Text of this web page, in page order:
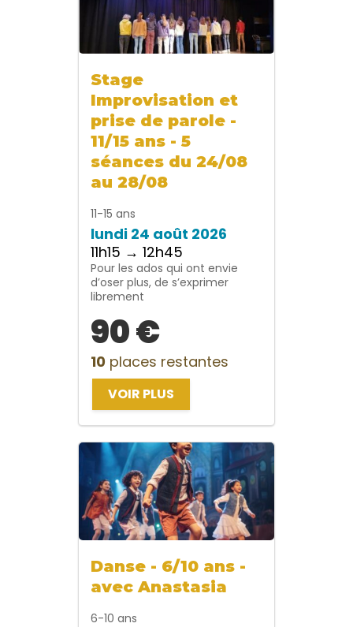
Stage
Improvisation et
prise de parole -
11/15 ans - 5
séances du 24/08
au 28/08
11-15 ans
lundi 24 août 2026
11h15 → 12h45
Pour les ados qui ont envie
d’oser plus, de s’exprimer
librement
90 €
10 places restantes
VOIR PLUS
Danse - 6/10 ans -
avec Anastasia
6-10 ans